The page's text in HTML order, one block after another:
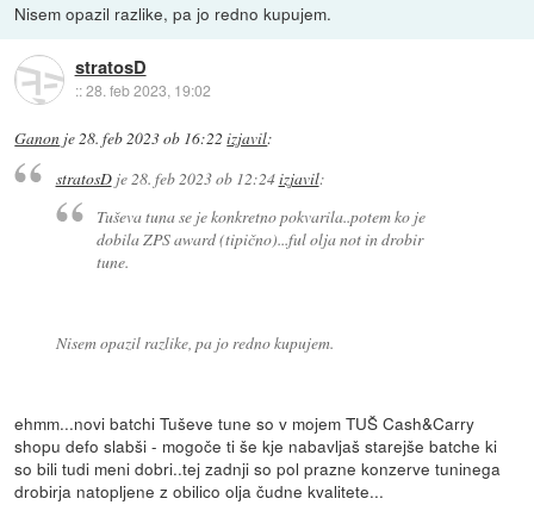
Nisem opazil razlike, pa jo redno kupujem.
stratosD
::28. feb 2023, 19:02
Ganon je28. feb 2023 ob 16:22 izjavil:
stratosDje 28. feb 2023 ob 12:24izjavil:
Tuševa tuna se je konkretno pokvarila..potem ko je
dobila ZPS award (tipično)...ful olja not in drobir
tune.
Nisem opazil razlike, pa jo redno kupujem.
ehmm...novi batchi Tuševe tune so v mojem TUŠ Cash&Carry
shopu defo slabši - mogoče ti še kje nabavljaš starejše batche ki
so bili tudi meni dobri..tej zadnji so pol prazne konzerve tuninega
drobirja natopljene z obilico olja čudne kvalitete...